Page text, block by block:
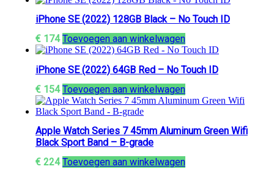
iPhone SE (2022) 128GB Black – No Touch ID
€ 174 Toevoegen aan winkelwagen
iPhone SE (2022) 64GB Red – No Touch ID
€ 154 Toevoegen aan winkelwagen
Apple Watch Series 7 45mm Aluminum Green Wifi
Black Sport Band – B-grade
€ 224 Toevoegen aan winkelwagen